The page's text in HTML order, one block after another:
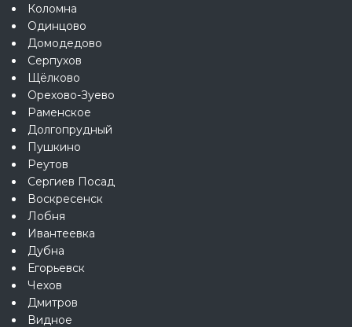
Коломна
Одинцово
Домодедово
Серпухов
Щёлково
Орехово-Зуево
Раменское
Долгопрудный
Пушкино
Реутов
Сергиев Посад
Воскресенск
Лобня
Ивантеевка
Дубна
Егорьевск
Чехов
Дмитров
Видное